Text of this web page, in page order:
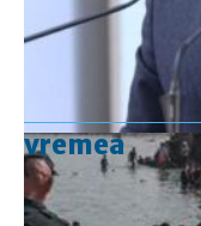
vremea